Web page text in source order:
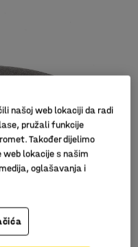
našoj web lokaciji da radi
pružali funkcije
Također dijelimo
lokacije s našim
oglašavanja i